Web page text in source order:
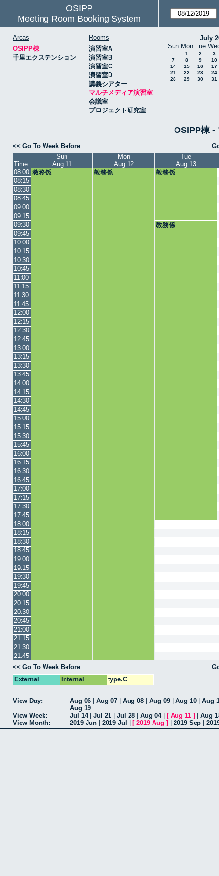
OSIPP
Meeting Room Booking System
Areas
OSIPP棟
千里エクステンション
Rooms
演習室A
演習室B
演習室C
演習室D
講義シアター
マルチメディア演習室
会議室
プロジェクト研究室
July
Sun Mon Tue
1 2
3
7
8 9
10
14
15 16
17
21
22 23
24
28
29 30 31
OSIPP棟 -
<< Go To Week Before
Time:
Sun
Aug 11
Mon
Aug 12
Tue
Aug 13
08:00 教務係 教務係
教務係
08:15
08:30
08:45
09:00
09:15
09:30
教務係
09:45
10:00
10:15
10:30
10:45
11:00
11:15
11:30
11:45
12:00
12:15
12:30
12:45
13:00
13:15
13:30
13:45
14:00
14:15
14:30
14:45
15:00
15:15
15:30
15:45
16:00
16:15
16:30
16:45
17:00
17:15
17:30
17:45
18:00
18:15
18:30
18:45
19:00
19:15
19:30
19:45
20:00
20:15
20:30
20:45
21:00
21:15
21:30
21:45
<< Go To Week Before
External
Internal type.C
View Day: Aug 06 Aug 07 Aug 08 Aug 09 Aug 10
Aug
Aug 19
View Week:
Jul 14| Jul 21 Jul 28 Aug 04| [ Aug 11 ]
Aug
View Month:
2019 Jun 2019 Jul [ 2019 Aug ] 2019 Sep